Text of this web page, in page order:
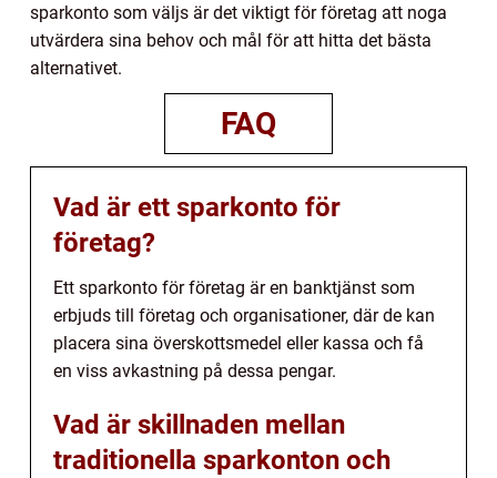
sparkonto som väljs är det viktigt för företag att noga
utvärdera sina behov och mål för att hitta det bästa
alternativet.
FAQ
Vad är ett sparkonto för
företag?
Ett sparkonto för företag är en banktjänst som
erbjuds till företag och organisationer, där de kan
placera sina överskottsmedel eller kassa och få
en viss avkastning på dessa pengar.
Vad är skillnaden mellan
traditionella sparkonton och